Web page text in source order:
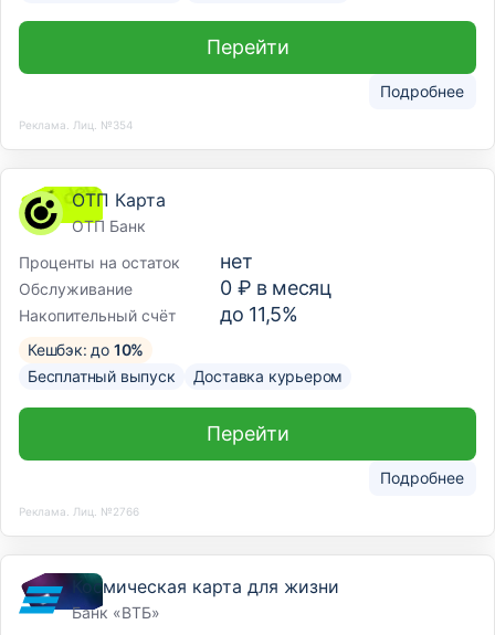
Подробнее
Перейти
Реклама. Лиц. №354
ОТП Карта
ОТП Банк
Проценты на остаток
нет
Обслуживание 0 ₽ в месяц
Накопительный счёт до 11,5%
Кешбэк: до 10%
Бесплатный выпуск
Доставка курьером
Подробнее
Перейти
Реклама. Лиц. №2766
Космическая карта для жизни
Банк «ВТБ»